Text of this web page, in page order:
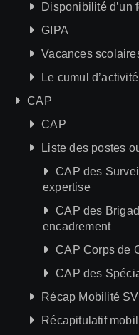
Disponibilité d’un
GIPA
Vacances
Le cumul d’activité
CAP
CAP
Liste des postes
CAP des
expertise
CAP des
encadrement
CAP Corps de
CAP des
Récap Mobilité
Récapitulatif